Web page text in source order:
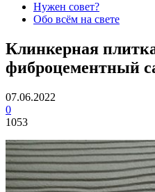
Нужен совет?
Обо всём на свете
Клинкерная
фиброцементный
07.06.2022
0
1053